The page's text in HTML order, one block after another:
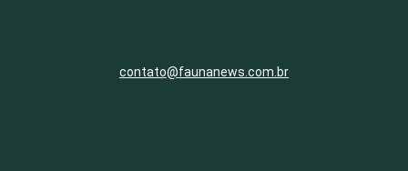
contato@faunanews.com.br